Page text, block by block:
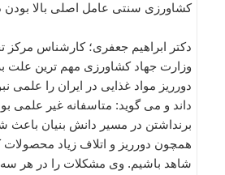
کشاورزی سنتی عامل اصلی بالا بودن
دکتر ابراهیم جعفری؛ کارشناس
وزارت جهاد کشاورزی مهم ترین علت
دورریز مواد غذایی در ایران را علمی
داند و می گوید: متاسفانه غیر علمی
برنداشتن در مسیر دانش بنیان باعث
همچون دورریز و اتلاف زیاد
شاهد باشیم. وی مشکلات را در هر